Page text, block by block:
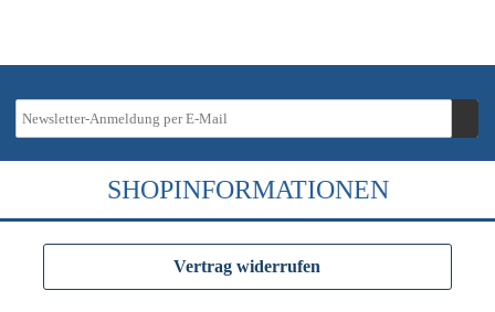
SHOPINFORMATIONEN
Vertrag widerrufen